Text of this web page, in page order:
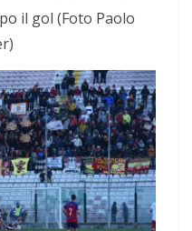
il gol (Foto Paolo